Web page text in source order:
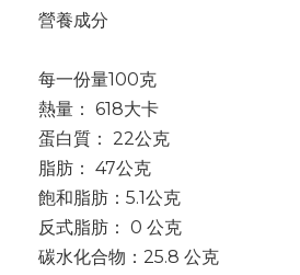
營養成分
每一份量100克
熱量： 618大卡
蛋白質： 22公克
脂肪： 47公克
飽和脂肪：5.1公克
反式脂肪： 0 公克
碳水化合物：25.8 公克